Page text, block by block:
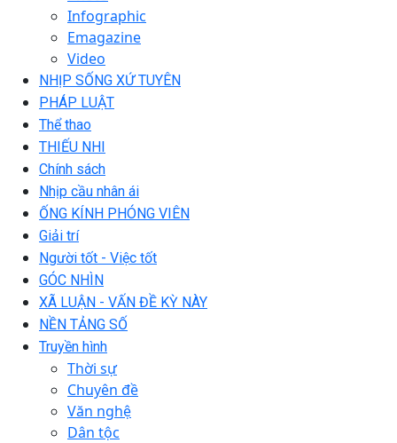
Infographic
Emagazine
Video
NHỊP SỐNG XỨ TUYÊN
PHÁP LUẬT
Thể thao
THIẾU NHI
Chính sách
Nhịp cầu nhân ái
ỐNG KÍNH PHÓNG VIÊN
Giải trí
Người tốt - Việc tốt
GÓC NHÌN
XÃ LUẬN - VẤN ĐỀ KỲ NÀY
NỀN TẢNG SỐ
Truyền hình
Thời sự
Chuyên đề
Văn nghệ
Dân tộc